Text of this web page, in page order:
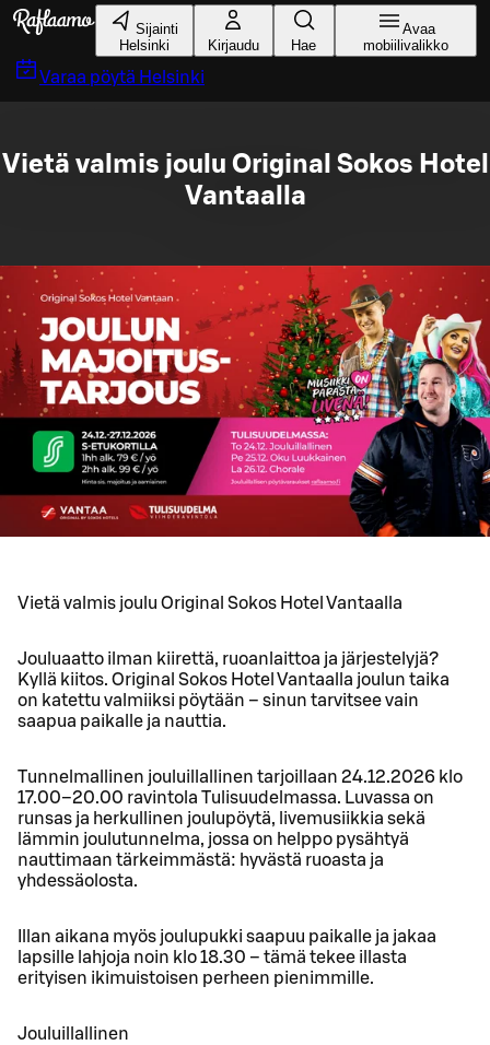
Siirry pääsisältöön
Sijainti
Helsinki
Kirjaudu Hae
Avaa
mobiilivalikko
Varaa pöytä Helsinki
Vietä valmis joulu Original Sokos Hotel
Vantaalla
Vietä valmis joulu Original Sokos Hotel Vantaalla
Jouluaatto ilman kiirettä, ruoanlaittoa ja järjestelyjä?
Kyllä kiitos. Original Sokos Hotel Vantaalla joulun taika
on katettu valmiiksi pöytään – sinun tarvitsee vain
saapua paikalle ja nauttia.
Tunnelmallinen jouluillallinen tarjoillaan 24.12.2026 klo
17.00–20.00 ravintola Tulisuudelmassa. Luvassa on
runsas ja herkullinen joulupöytä, livemusiikkia sekä
lämmin joulutunnelma, jossa on helppo pysähtyä
nauttimaan tärkeimmästä: hyvästä ruoasta ja
yhdessäolosta.
Illan aikana myös joulupukki saapuu paikalle ja jakaa
lapsille lahjoja noin klo 18.30 – tämä tekee illasta
erityisen ikimuistoisen perheen pienimmille.
Jouluillallinen